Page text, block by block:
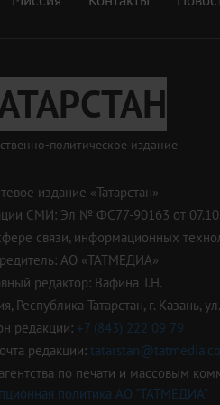
политическое издание
издание «Татарстан»
СМИ: Эл № ФС77-90163 от
связи, информационных
АО «ТАТМЕДИА»
редактор: Вафина Т.Н.
Республика Татарстан, г. Казань,
редакции: +7 (843) 222 09 79
редакции:
по печати и массовым
политика АО "ТАТМЕДИА"